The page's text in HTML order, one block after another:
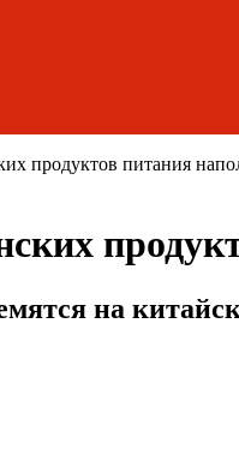
продуктов питания
на